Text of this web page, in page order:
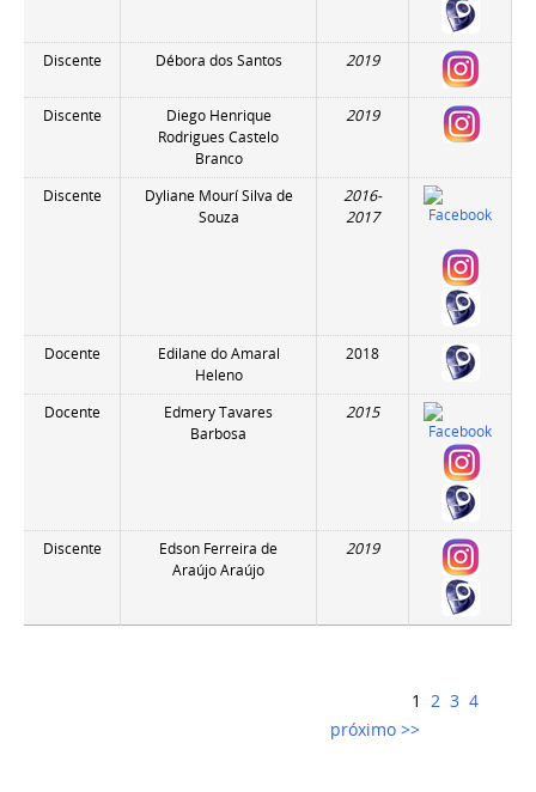
Discente Débora dos Santos 2019
Discente
Diego Henrique
Rodrigues Castelo
Branco
2019
Discente
Dyliane Mourí Silva de
Souza
2016-
2017
Docente
Edilane do Amaral
Heleno
2018
Docente
Edmery Tavares
Barbosa
2015
Discente
Edson Ferreira de
Araújo Araújo
2019
1 2 3 4
próximo >>